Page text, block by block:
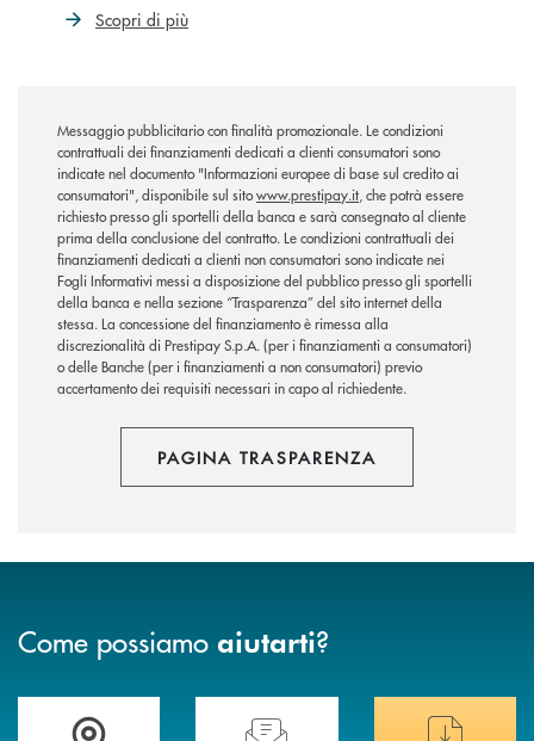
Scopri di più
Messaggio pubblicitario con finalità promozionale. Le condizioni
contrattuali dei finanziamenti dedicati a clienti consumatori sono
indicate nel documento "Informazioni europee di base sul credito ai
consumatori", disponibile sul sitowww.prestipay.it, che potrà essere
richiesto presso gli sportelli della banca e sarà consegnato al cliente
prima della conclusione del contratto. Le condizioni contrattuali dei
finanziamenti dedicati a clienti non consumatori sono indicate nei
Fogli Informativi messi a disposizione del pubblico presso gli sportelli
della banca e nella sezione “Trasparenza” del sito internet della
stessa. La concessione del finanziamento è rimessa alla
discrezionalità di Prestipay S.p.A. (per i finanziamenti a consumatori)
o delle Banche (per i finanziamenti a non consumatori) previo
accertamento dei requisiti necessari in capo al richiedente.
PAGINA TRASPARENZA
Come possiamo aiutarti?
Trova la filiale più vicina a teHai bisogno di assistenza immediata ?
Hai bisogno di